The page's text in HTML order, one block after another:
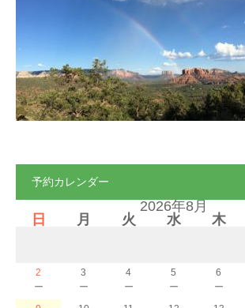
予約カレンダー
2026年8月
日
月 火 水 木
2
－
3
－
4
－
5
－
6
－
お客様の声